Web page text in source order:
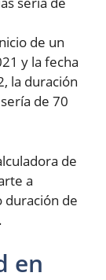
de un
y la fecha
la duración
de 70
de
a
duración de
en